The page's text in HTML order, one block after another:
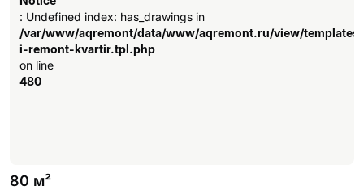
: Undefined index: has_drawings in
/var/www/aqremont/data/www/aqremont.ru/view/
i-remont-kvartir.tpl.php
on line
480
80 м²